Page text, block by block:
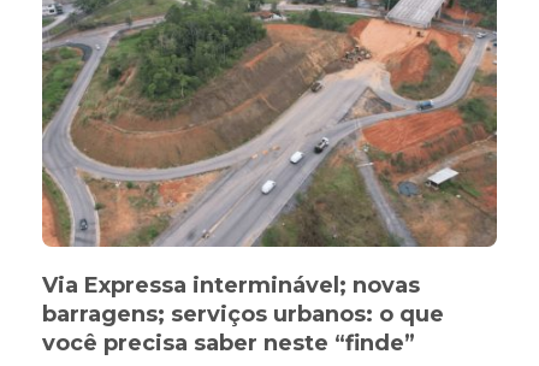
Via Expressa interminável; novas
barragens; serviços urbanos: o que
você precisa saber neste “finde”